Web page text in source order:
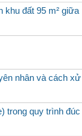
khu đất 95 m²
nhân và cách
trong quy trình